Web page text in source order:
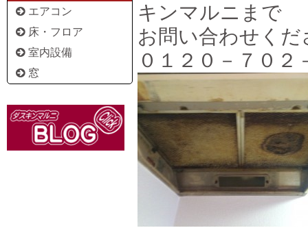
エアコン
床・フロア
室内設備
窓
キンマルニまで
お問い合わせくだ
０１２０－７０２